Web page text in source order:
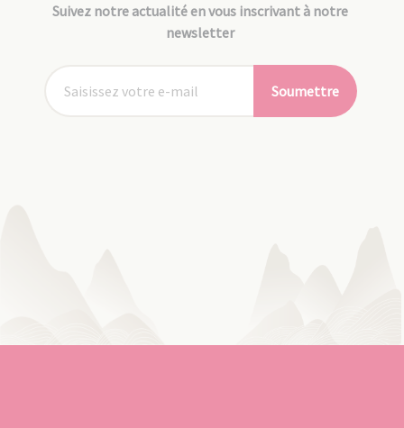
Suivez notre actualité en vous inscrivant à notre
newsletter
Soumettre